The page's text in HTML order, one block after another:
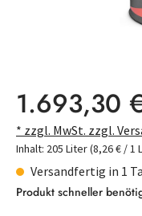
Regulärer Preis:
1.693,30
* zzgl. MwSt. zzgl.
Inhalt: 205 Liter(8,26 € / 1
Versandfertig in 1
Produkt schneller